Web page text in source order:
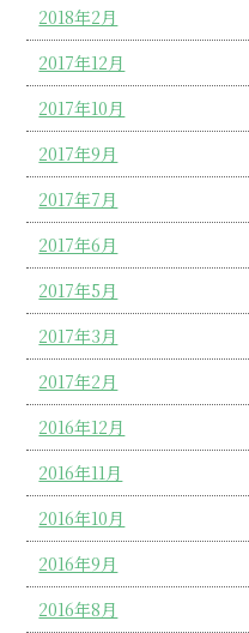
2018年2月
2017年12月
2017年10月
2017年9月
2017年7月
2017年6月
2017年5月
2017年3月
2017年2月
2016年12月
2016年11月
2016年10月
2016年9月
2016年8月